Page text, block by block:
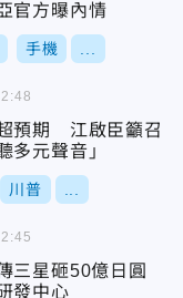
官方曝內情
手機
預期 江啟臣籲召
多元聲音」
川普
三星砸50億日圓
發中心